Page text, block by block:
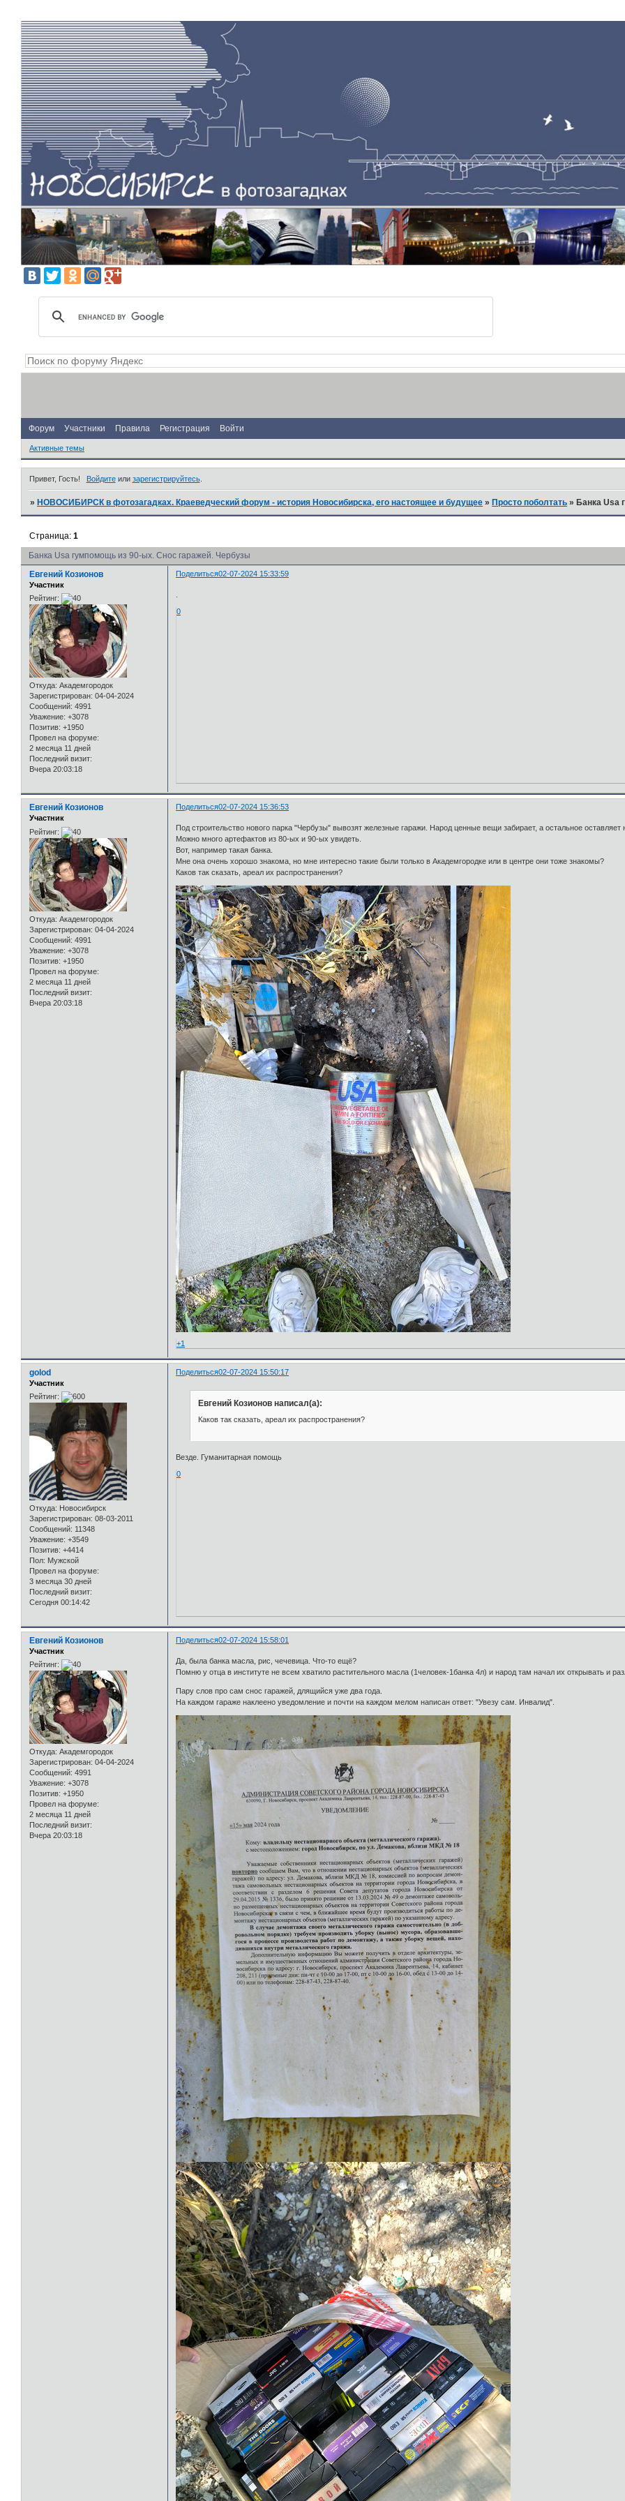
Форум Участники Правила Регистрация Войти
Активные темы
Привет, Гость! Войдитеили зарегистрируйтесь.
»НОВОСИБИРСК в фотозагадках. Краеведческий форум - история Новосибирска, его настоящее и будущее »Просто поболтать »Банка Usa
Банка Usa гумпомощь из 90-ых. Снос гаражей. Чербузы
Страница:1
Поделиться02-07-2024 15:33:59
Евгений Козионов
Участник
Рейтинг:
Откуда: Академгородок
Зарегистрирован: 04-04-2024
Сообщений: 4991
Уважение: +3078
Позитив: +1950
Провел на форуме:
2 месяца 11 дней
Последний визит:
Вчера 20:03:18
0
Поделиться02-07-2024 15:36:53
Евгений Козионов
Участник
Рейтинг:
Откуда: Академгородок
Зарегистрирован: 04-04-2024
Сообщений: 4991
Уважение: +3078
Позитив: +1950
Провел на форуме:
2 месяца 11 дней
Последний визит:
Вчера 20:03:18
Под строительство нового парка "Чербузы" вывозят железные гаражи. Народ ценные вещи забирает, а остальное оставляет
Можно много артефактов из 80-ых и 90-ых увидеть.
Вот, например такая банка.
Мне она очень хорошо знакома, но мне интересно такие были только в Академгородке или в центре они тоже знакомы?
Каков так сказать, ареал их распространения?
+1
Поделиться02-07-2024 15:50:17
golod
Участник
Рейтинг:
Откуда: Новосибирск
Зарегистрирован: 08-03-2011
Сообщений: 11348
Уважение: +3549
Позитив: +4414
Пол: Мужской
Провел на форуме:
3 месяца 30 дней
Последний визит:
Сегодня 00:14:42
Евгений Козионов написал(а):
Каков так сказать, ареал их распространения?
Везде. Гуманитарная помощь
0
Поделиться02-07-2024 15:58:01
Евгений Козионов
Участник
Рейтинг:
Откуда: Академгородок
Зарегистрирован: 04-04-2024
Сообщений: 4991
Уважение: +3078
Позитив: +1950
Провел на форуме:
2 месяца 11 дней
Последний визит:
Вчера 20:03:18
Да, была банка масла, рис, чечевица. Что-то ещё?
Помню у отца в институте не всем хватило растительного масла (1человек-1банка 4л) и народ там начал их открывать и
Пару слов про сам снос гаражей, длящийся уже два года.
На каждом гараже наклеено уведомление и почти на каждом мелом написан ответ: "Увезу сам. Инвалид".